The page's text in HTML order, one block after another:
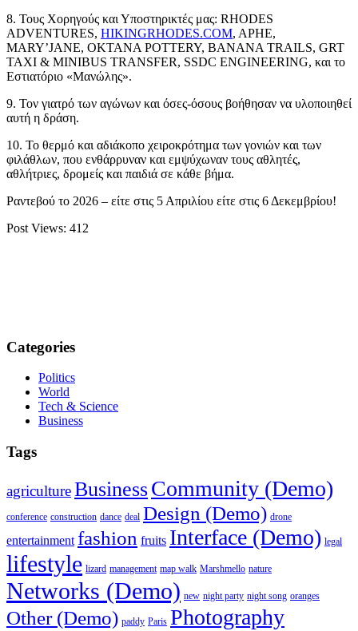
8. Τους Χορηγούς και Υποστηρικτές μας: RHODES
ADVENTURES, HIKINGRHODES.COM, APHE,
MARY’JANE, OKTANA POTTERY, BANANA TRAILS, GRT
TAXI & MINIBUS TRANSFER, SSDC ENGINEERING, και το
Εστιατόριο «Μανώλης».
9. Τον γιατρό των αγώνων και όσες-όσους βοήθησαν να υλοποιηθεί
αυτή η δράση.
10. Το θερμό και αδιάκοπο χειροκρότημα των γονιών και των
φιλάθλων, που ενθάρρυναν και εμψύχωναν τους αθλητές,
αθλήτριες, δρομείς και παιδιά σε κάθε βήμα.
Ραντεβού το 2026 – είτε στις 5 Απριλίου είτε στις 6 Δεκεμβρίου!
Post Views: 412
Categories
Politics
World
Tech & Science
Business
Tags
agricultureBusinessCommunity (Demo)
conference construction dance deal Design (Demo) drone
entertainment fashion fruits Interface (Demo) legal
lifestyle lizard management map walk Marshmello nature
Networks (Demo) new night party night song oranges
Other (Demo) paddy Paris Photography